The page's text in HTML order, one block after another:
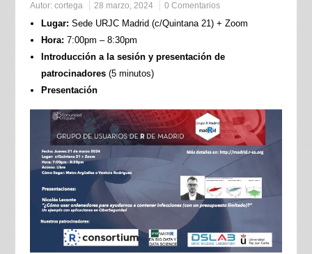
Autor: cortega 28 marzo, 2024 0 Comentarios
Lugar: Sede URJC Madrid (c/Quintana 21) + Zoom
Hora: 7:00pm – 8:30pm
Introducción a la sesión y presentación de
patrocinadores(5 minutos)
Presentación